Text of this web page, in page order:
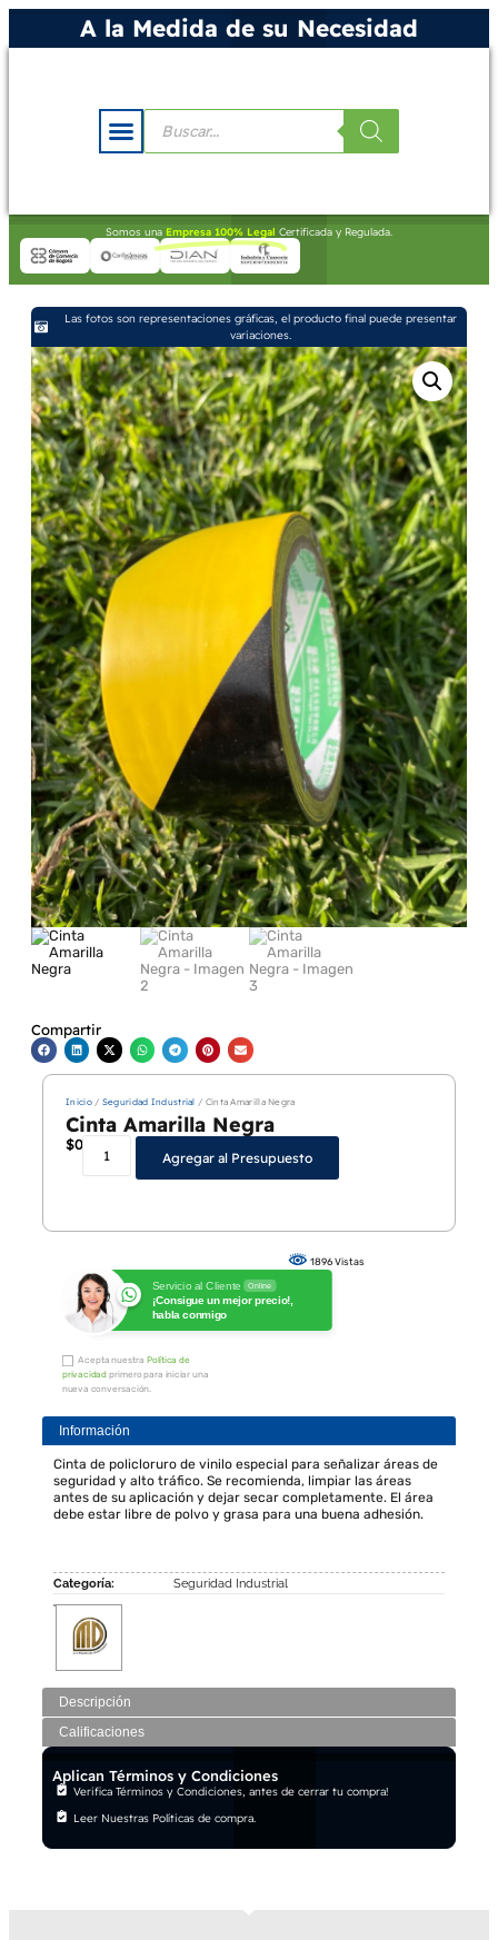
A la Medida de su Necesidad
Somos una Empresa 100% Legal Certificada y Regulada.
Las fotos son representaciones gráficas, el producto final puede presentar
variaciones.
Compartir
Inicio/ Seguridad Industrial / Cinta Amarilla Negra
Cinta Amarilla Negra
$0
Agregar al Presupuesto
Servicio al Cliente Online
¡Consigue un mejor precio!,
habla conmigo
Acepta nuestra Política de
privacidad primero para iniciar una
nueva conversación.
1896 Vistas
Información
Descripción
Calificaciones
Cinta de policloruro de vinilo especial para señalizar áreas de
seguridad y alto tráfico. Se recomienda, limpiar las áreas
antes de su aplicación y dejar secar completamente. El área
debe estar libre de polvo y grasa para una buena adhesión.
Categoría: Seguridad Industrial
Aplican Términos y Condiciones
Verifica Términos y Condiciones, antes de cerrar tu compra!
Leer Nuestras Políticas de compra.